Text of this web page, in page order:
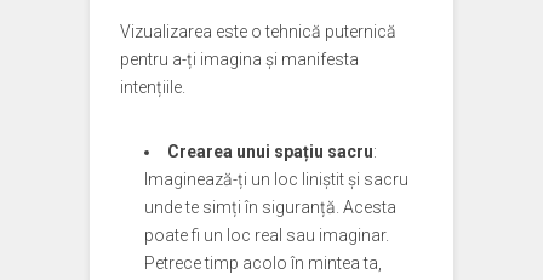
Vizualizarea este o tehnică puternică
pentru a-ți imagina și manifesta
intențiile.
Crearea unui spațiu sacru:
Imaginează-ți un loc liniștit și sacru
unde te simți în siguranță. Acesta
poate fi un loc real sau imaginar.
Petrece timp acolo în mintea ta,